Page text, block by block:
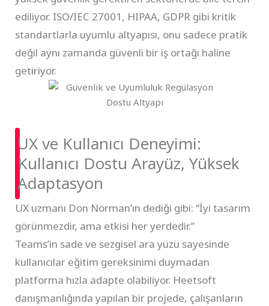
ediliyor. ISO/IEC 27001, HIPAA, GDPR gibi kritik
standartlarla uyumlu altyapısı, onu sadece pratik
değil aynı zamanda güvenli bir iş ortağı haline
getiriyor.
UX ve Kullanıcı Deneyimi:
Kullanıcı Dostu Arayüz, Yüksek
Adaptasyon
UX uzmanı Don Norman’ın dediği gibi: “İyi tasarım
görünmezdir, ama etkisi her yerdedir.”
Teams’in sade ve sezgisel ara yüzü sayesinde
kullanıcılar eğitim gereksinimi duymadan
platforma hızla adapte olabiliyor. Heetsoft
danışmanlığında yapılan bir projede, çalışanların